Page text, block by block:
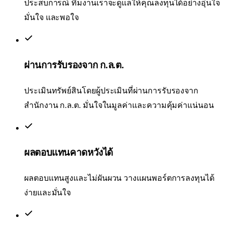
ประสบการณ์ ทีมงานเราจะดูแลให้คุณลงทุนได้อย่างอุ่นใจ
มั่นใจ และพอใจ
ผ่านการรับรองจาก ก.ล.ต.
ประเมินทรัพย์สินโดยผู้ประเมินที่ผ่านการรับรองจาก
สำนักงาน ก.ล.ต. มั่นใจในมูลค่าและความคุ้มค่าแน่นอน
ผลตอบแทนคาดหวังได้
ผลตอบแทนสูงและไม่ผันผวน วางแผนพอร์ตการลงทุนได้
ง่ายและมั่นใจ